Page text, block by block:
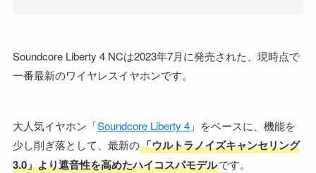
Soundcore Liberty 4 NCは2023年7月に発売された、現時点で
一番最新のワイヤレスイヤホンです。
大人気イヤホン「Soundcore Liberty 4」をベースに、機能を
少し削ぎ落として、最新の「ウルトラノイズキャンセリング
3.0」より遮音性を高めたハイコスパモデルです。